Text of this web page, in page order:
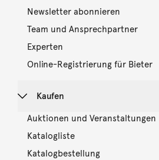
Newsletter abonnieren
Team und Ansprechpartner
Experten
Online-Registrierung für Bieter
Kaufen
Auktionen und Veranstaltungen
Katalogliste
Katalogbestellung